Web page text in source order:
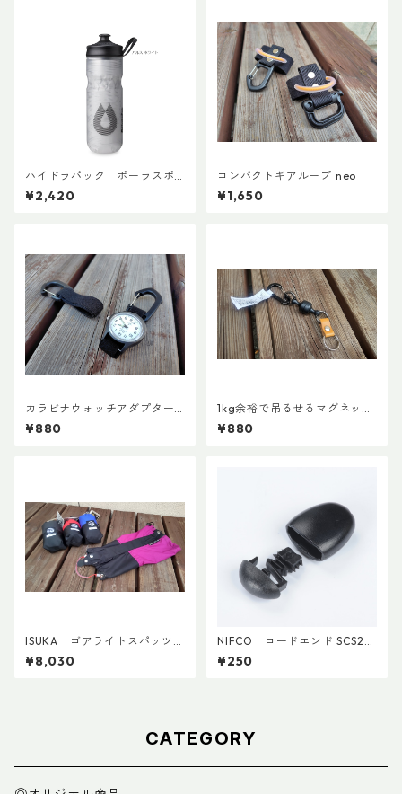
ハイドラパック ポーラスポ
ーツ 600ml
¥2,420
コンパクトギアループ neo
¥1,650
カラビナウォッチアダプターLi
te
¥880
1kg余裕で吊るせるマグネット
キーホルダー
¥880
ISUKA ゴアライトスパッツカ
スタム STD
¥8,030
NIFCO コードエンド SCS2
(5個入り)
¥250
CATEGORY